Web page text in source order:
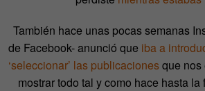
También hace unas pocas semanas
de Facebook- anunció que iba a
‘seleccionar’ las publicacionesque nos
mostrar todo tal y como hace hasta